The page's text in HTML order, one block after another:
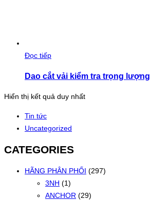
Đọc tiếp
Dao cắt vải kiểm tra trọng lượng
Hiển thị kết quả duy nhất
Tin tức
Uncategorized
CATEGORIES
HÃNG PHÂN PHỐI (297)
3NH (1)
ANCHOR (29)